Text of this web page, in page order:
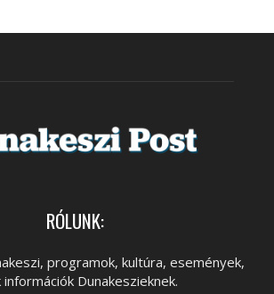
RÓLUNK:
programok, kultúra, események,
információk Dunakeszieknek.